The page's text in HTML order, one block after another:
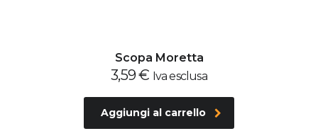
Scopa Moretta
3,59€ Iva esclusa
Aggiungi al carrello